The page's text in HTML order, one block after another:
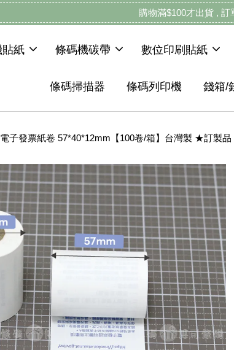
購物滿$100才出貨 , 訂
貼紙 條碼機碳帶 數位印刷貼紙
條碼掃描器 條碼列印機 錢箱/
電子發票紙卷 57*40*12mm【100卷/箱】台灣製 ★訂製品